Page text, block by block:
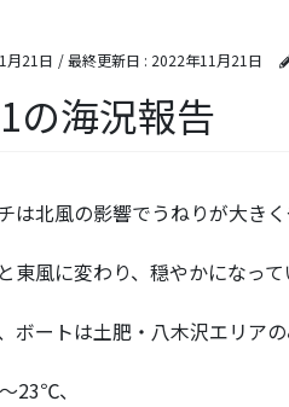
月21日 / 最終更新日 : 2022年11月21日
の海況報告
は北風の影響でうねりが大き
東風に変わり、穏やかになって
ボートは土肥・八木沢エリアの
23℃、